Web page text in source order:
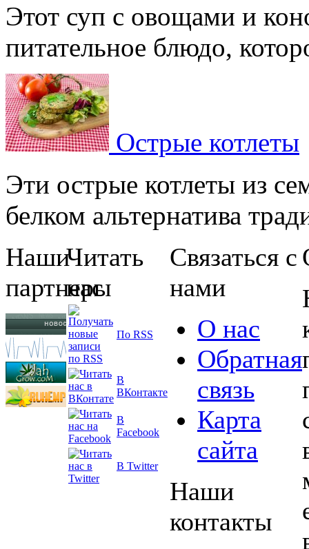
Этот суп с овощами и
питательное блюдо,
Острые котлеты
Эти острые котлеты из
белком альтернатива
Наши
партнеры
Читать
нас
По RSS
В
ВКонтакте
В
Facebook
В Twitter
Связаться с
нами
О нас
Обратная
связь
Карта
сайта
Наши
контакты